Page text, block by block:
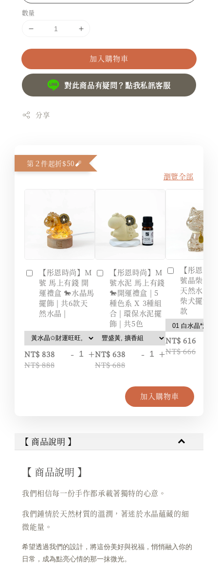
數量
加入購物車
對此商品有疑問？點我私訊客服
分享
第２件起折$50🧨
瀏覽全部
【彤恩時尚】M
號 馬上有錢 開
運禮盒 🐎水晶馬
擺飾 | 共6款天
然水晶 |
NT$ 838
NT$ 888
- +
【彤恩時尚】M
號水泥 馬上有錢
🐎開運禮盒 | 5
種色系 X 3種組
合 | 環保水泥擺
飾 | 共5色
NT$ 638
NT$ 688
- +
【彤恩時
號晶柴(進
天然水晶
柴犬擺飾 |
款
NT$ 616
NT$ 666
加入購物車
【 商品說明 】
【 商品說明 】
我們相信每一份手作都承載著獨特的心意。
我們鍾情於天然材質的溫潤，著迷於水晶蘊藏的細
微能量。
希望透過我們的設計，將這份美好與祝福，悄悄融入你的
日常，成為點亮心情的那一抹微光。